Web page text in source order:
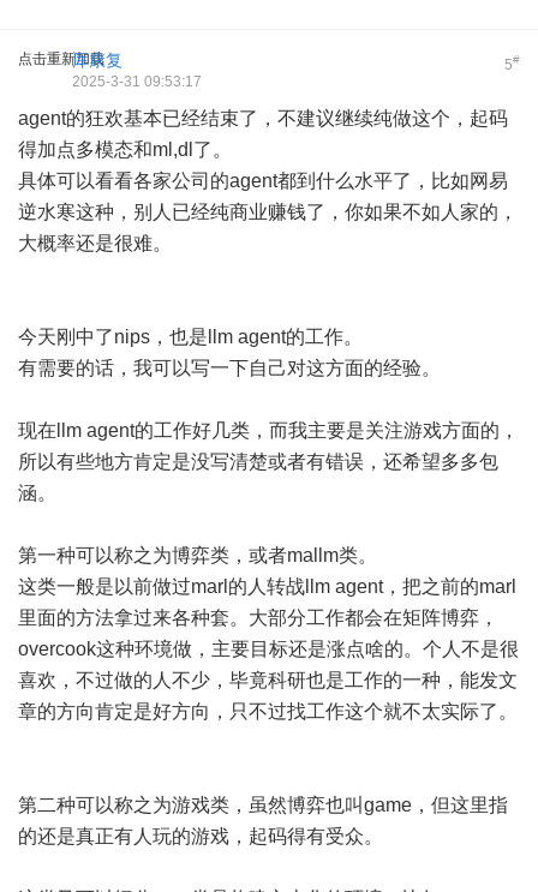
点击重新加载 5#
厍康复
2025-3-31 09:53:17
agent的狂欢基本已经结束了，不建议继续纯做这个，起码
得加点多模态和ml,dl了。
具体可以看看各家公司的agent都到什么水平了，比如网易
逆水寒这种，别人已经纯商业赚钱了，你如果不如人家的，
大概率还是很难。
今天刚中了nips，也是llm agent的工作。
有需要的话，我可以写一下自己对这方面的经验。
现在llm agent的工作好几类，而我主要是关注游戏方面的，
所以有些地方肯定是没写清楚或者有错误，还希望多多包
涵。
第一种可以称之为博弈类，或者mallm类。
这类一般是以前做过marl的人转战llm agent，把之前的marl
里面的方法拿过来各种套。大部分工作都会在矩阵博弈，
overcook这种环境做，主要目标还是涨点啥的。个人不是很
喜欢，不过做的人不少，毕竟科研也是工作的一种，能发文
章的方向肯定是好方向，只不过找工作这个就不太实际了。
第二种可以称之为游戏类，虽然博弈也叫game，但这里指
的还是真正有人玩的游戏，起码得有受众。